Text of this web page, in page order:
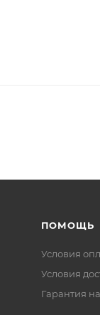
ПОМОЩЬ
Условия
Условия
Гарантия